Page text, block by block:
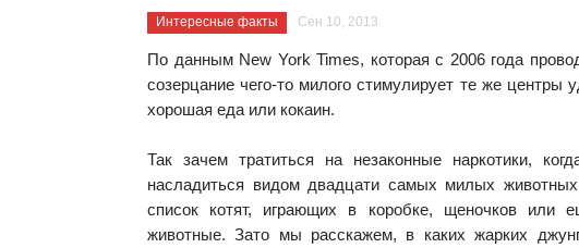
Интересные факты Сен 10, 2013
По данным New York Times, которая с 2006 года
созерцание чего-то милого стимулирует те же центры
хорошая еда или кокаин.
Так зачем тратиться на незаконные наркотики,
насладиться видом двадцати самых милых
список котят, играющих в коробке, щеночков
животные. Зато мы расскажем, в каких жарких